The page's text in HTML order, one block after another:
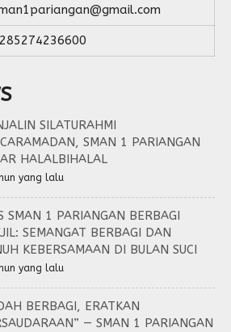
SILATURAHMI
SMAN 1 PARIANGAN
HALALBIHALAL
yang lalu
SMAN 1 PARIANGAN BERBAGI
SEMANGAT BERBAGI DAN
KEBERSAMAAN DI BULAN SUCI
yang lalu
BERBAGI, ERATKAN
— SMAN 1 PARIANGAN